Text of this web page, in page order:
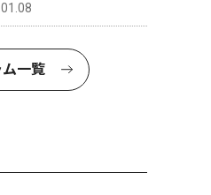
ム一覧